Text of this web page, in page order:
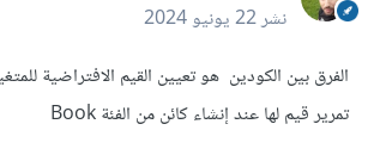
نشر22 يونيو 2024
الفرق بين الكودين هو تعيين القيم الافتراضية
تمرير قيم لها عند إنشاء كائن من الفئة Book